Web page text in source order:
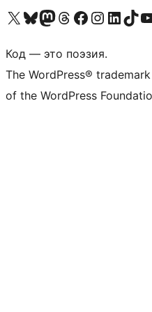
Посетите нас в X (ранее Twitter)
Посетите нашу учётную запись в Bluesky
Посетите нашу ленту в Mastodon
Посетите нашу учётную запись в Threads
Посетите нашу страницу на Facebook
Посетите наш
Посетите нашу
Посетите нашу
Код — это поэзия.
The WordPress®
of the WordPress